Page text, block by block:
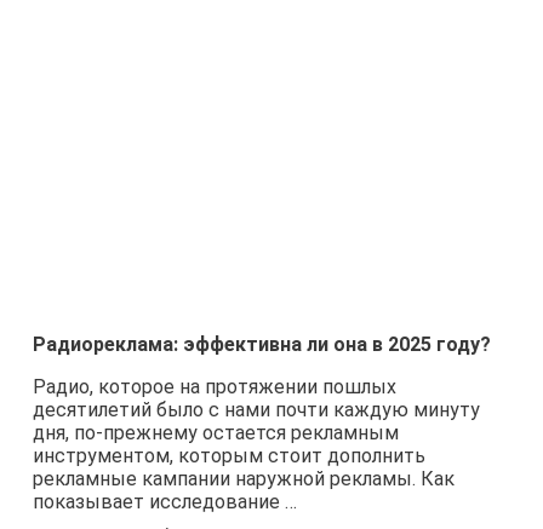
Радиореклама: эффективна ли она в 2025 году?
Радио, которое на протяжении пошлых
десятилетий было с нами почти каждую минуту
дня, по-прежнему остается рекламным
инструментом, которым стоит дополнить
рекламные кампании наружной рекламы. Как
показывает исследование …